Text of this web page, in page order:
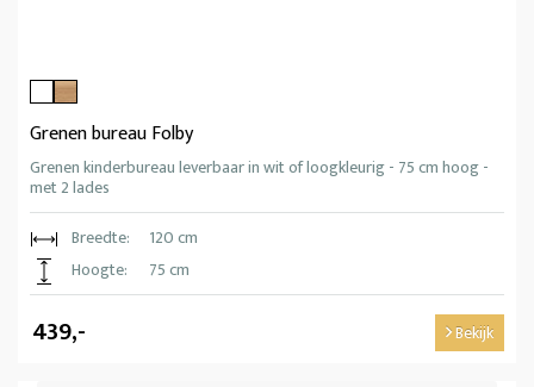
Grenen bureau Folby
Grenen kinderbureau leverbaar in wit of loogkleurig - 75 cm hoog -
met 2 lades
Breedte:
120 cm
Hoogte:
75 cm
439,- Bekijk